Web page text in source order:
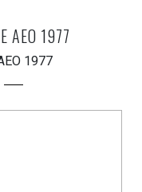
AEO 1977
1977